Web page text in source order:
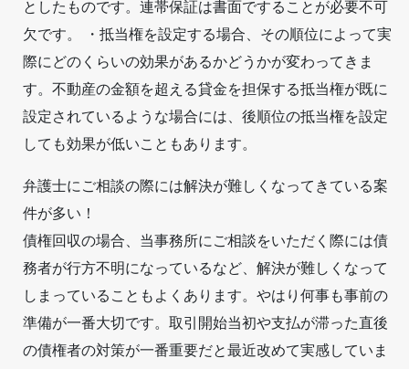
としたものです。連帯保証は書面ですることが必要不可
欠です。 ・抵当権を設定する場合、その順位によって実
際にどのくらいの効果があるかどうかが変わってきま
す。不動産の金額を超える貸金を担保する抵当権が既に
設定されているような場合には、後順位の抵当権を設定
しても効果が低いこともあります。
弁護士にご相談の際には解決が難しくなってきている案
件が多い！
債権回収の場合、当事務所にご相談をいただく際には債
務者が行方不明になっているなど、解決が難しくなって
しまっていることもよくあります。やはり何事も事前の
準備が一番大切です。取引開始当初や支払が滞った直後
の債権者の対策が一番重要だと最近改めて実感していま